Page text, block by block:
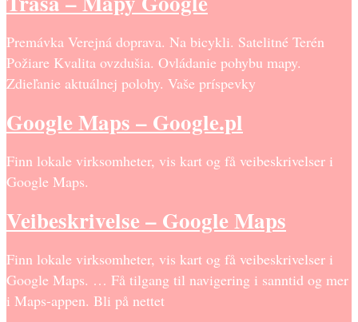
Premávka Verejná doprava. Na bicykli. Satelitné Terén
Požiare Kvalita ovzdušia. Ovládanie pohybu mapy.
Zdieľanie aktuálnej polohy. Vaše príspevky
Google Maps – Google.pl
Finn lokale virksomheter, vis kart og få veibeskrivelser i
Google Maps.
Veibeskrivelse – Google Maps
Finn lokale virksomheter, vis kart og få veibeskrivelser i
Google Maps. … Få tilgang til navigering i sanntid og mer
i Maps-appen. Bli på nettet